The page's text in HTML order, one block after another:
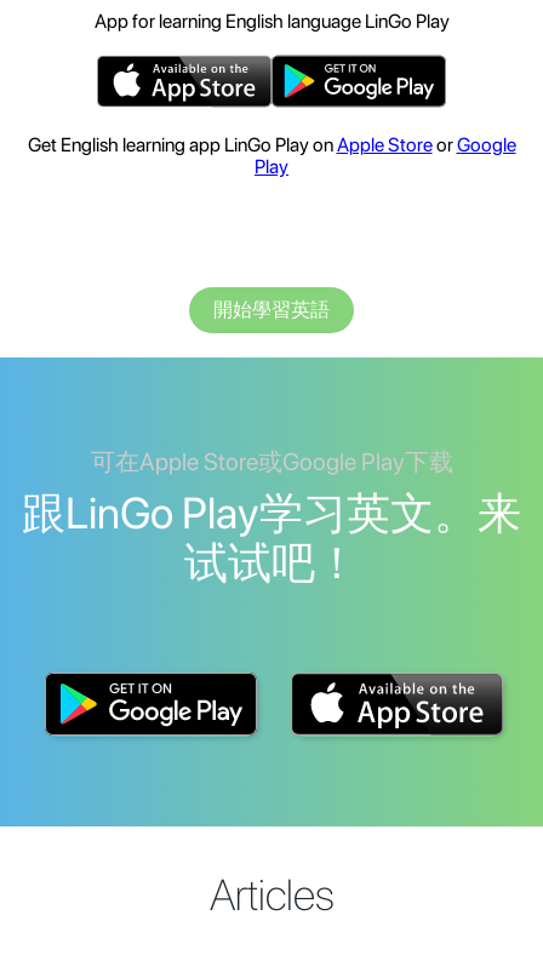
App for learning English language LinGo Play
Get English learning app LinGo Play onApple StoreorGoogle
Play
開始學習英語
可在Apple Store或Google Play下载
跟LinGo Play学习英文。来
试试吧！
Articles